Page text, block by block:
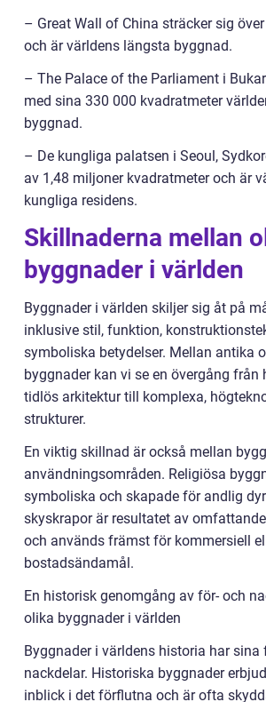
– Great Wall of China sträcker sig
och är världens längsta byggnad.
– The Palace of the Parliament i
med sina 330 000 kvadratmeter
byggnad.
– De kungliga palatsen i Seoul,
av 1,48 miljoner kvadratmeter och är
kungliga residens.
Skillnaderna mellan
byggnader i världen
Byggnader i världen skiljer sig åt på
inklusive stil, funktion,
symboliska betydelser. Mellan antika
byggnader kan vi se en övergång från
tidlös arkitektur till komplexa,
strukturer.
En viktig skillnad är också mellan
användningsområden. Religiösa
symboliska och skapade för andlig
skyskrapor är resultatet av
och används främst för kommersiell
bostadsändamål.
En historisk genomgång av för- och
olika byggnader i världen
Byggnader i världens historia har sina
nackdelar. Historiska byggnader
inblick i det förflutna och är ofta